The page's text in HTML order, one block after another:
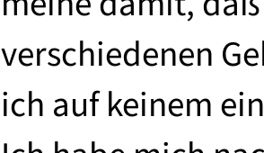
verschiedenen
ich auf keinem